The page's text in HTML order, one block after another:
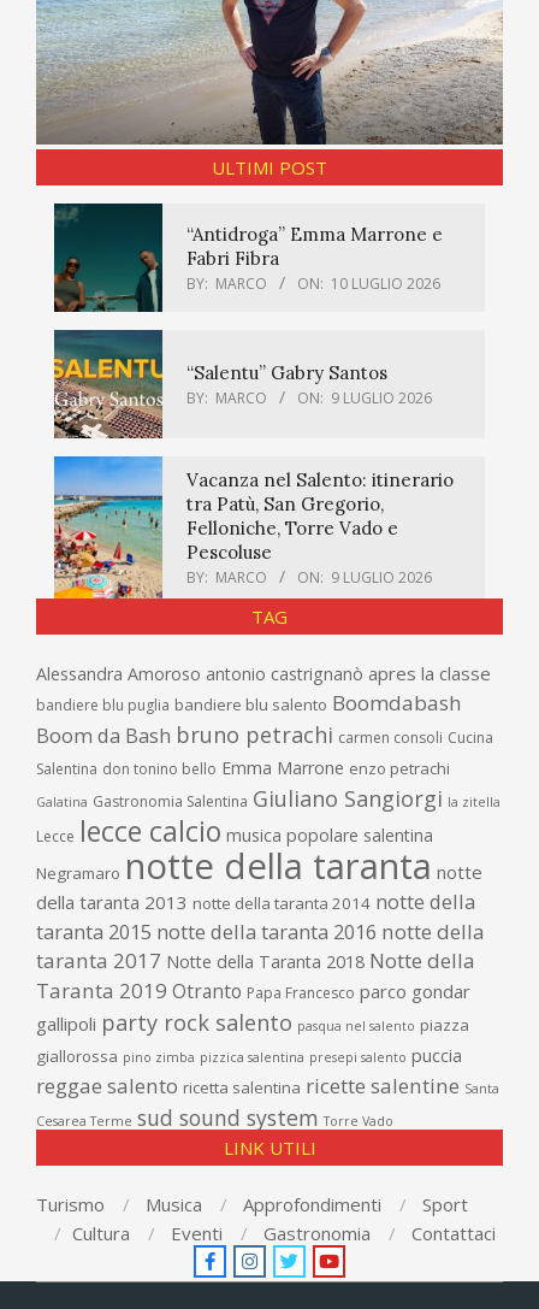
ULTIMI POST
“Antidroga” Emma Marrone e
Fabri Fibra
BY: MARCO ON: 10 LUGLIO 2026
“Salentu” Gabry Santos
BY: MARCO ON: 9 LUGLIO 2026
Vacanza nel Salento: itinerario
tra Patù, San Gregorio,
Felloniche, Torre Vado e
Pescoluse
BY: MARCO ON: 9 LUGLIO 2026
TAG
Alessandra Amoroso antonio castrignanò apres la classe
bandiere blu puglia bandiere blu salento Boomdabash
Boom da Bash bruno petrachi carmen consoli Cucina
Salentina don tonino bello Emma Marrone enzo petrachi
Galatina Gastronomia Salentina Giuliano Sangiorgi la zitella
Lecce lecce calcio musica popolare salentina
Negramaro notte della taranta notte
della taranta 2013 notte della taranta 2014 notte della
taranta 2015 notte della taranta 2016 notte della
taranta 2017 Notte della Taranta 2018 Notte della
Taranta 2019 Otranto Papa Francesco parco gondar
gallipoli party rock salento pasqua nel salento piazza
giallorossa pino zimba pizzica salentina presepi salento puccia
reggae salento ricetta salentina ricette salentine Santa
Cesarea Terme sud sound system Torre Vado
LINK UTILI
Turismo Musica Approfondimenti
Sport
Cultura
Eventi Gastronomia Contattaci